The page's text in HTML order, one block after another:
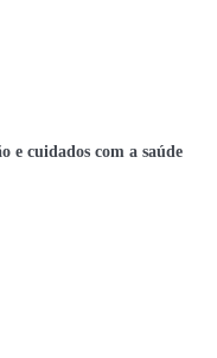
e cuidados com a saúde